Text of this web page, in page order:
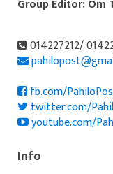
Group Editor: Om
014227212/
fb.com/
twitter.com/
youtube.com/
Info